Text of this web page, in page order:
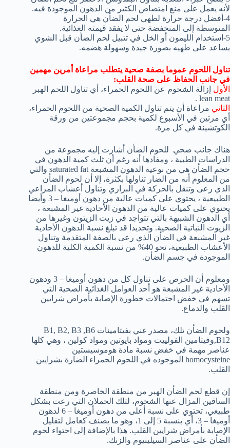
لأنه يعمل على منع امتصاص الكثير من الدهون الموجودة فيه.
4-أفضل درجة حرارة لطهي لحم الضأن هي الحرارة
المتوسطة إلى المنخفضة حتى لا يفقد قيمته الغذائية.
5-استخدام الليمون أو الخل في تتبيل لحم الضأن قبل الشوي
يساعد على طهيه بصورة جيدة وسهولة هضمه.
تناول اللحوم عموما بصفة صحية يتطلب مراعاة أمرين مهمين
في جانب الحفاظ على صحة القلب:
الأول إزالة الشحوم عن اللحوم الحمراء، أي تناول اللحم الهبر
lean meat .
الثاني مراعاة أن يتم تناول الكمية الصحية من اللحوم الحمراء،
أي مرتين في الأسبوع لكمية بحجم مجموعتين من ورقة
الكوتشينة في كل مرة.
هناك جانب صحي للحوم الضأن أشارت إليه مجموعة من
الدراسات الطبية ، ومفادها أنه رغم أن ثلث كمية الدهون في
حجم الضأن هي من نوعية الدهون المشبعة saturated fat والتي
من المعلوم أنه من الضار تناولها بكثرة، إلا أن لحوم الضأن
الذي رعى وتنقل بالحركة في البراري وتناول أعشاب المراعي
الطبيعية ، يحتوي على كميات عالية من دهون أوميغا – 3 وأيضا
يحتوي على كميات عالية من الدهون الأحادية غير المشبعة ،
أي الدهون الشبيهة بالتي تتواجد في زيت الزيتون وغيرها من
الزيوت النباتية الصحية. وتحديدا قد تبلغ نسبة الدهون الأحادية
غير المشبعة في الضأن الذي رعى بالصفة المتقدمة وتناول
الأعشاب الطبيعية، نحو 40% من نسبة الكمية الكلية للدهون
الموجودة في جسم الضأن.
ومعلوم أن الحرص على تناول كل من دهون أوميغا – 3 ودهون
الأحادية غير المشبعة هو أحد العوامل الغذائية الصحية التي
تسهم في خفض احتمالات خطورة الإصابة بأمراض شرايين
القلب والدماغ.
ولحوم الضأن تلك، مصدر غني بفيتامينات B1, B2, B3 ,B6
,B12وفيتامين الفولييت ومواد بايوتين ومواد كولين ، وهي كلها
عناصر مهمة في خفض نسبة مادة هوموسيستين
homocysteine الموجوده في اللحوم الحمراء الضارة بشرايين
القلب.
إن قطع لحم الضأن الهبر من منطقة الخاصرة ومن منطقة
الساقين المزال عنها الشحوم، لتلك الحملان التي رعت بشكل
طبيعي، تحتوي على نسبة أعلى من دهون أوميغا – 6 لدهون
أوميغا – 3، أي بنسبة 5 إلى 1، وهو ما يصنف كعامل لتقليل
الإصابة بأمراض شرايين القلب. هذا بالإضافة إلى احتواء لحوم
الضأن على عناصر السيلينيوم والزنك.